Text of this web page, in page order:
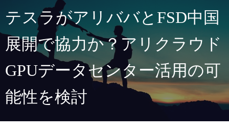
テスラがアリババとFSD中国
展開で協力か？アリクラウド
GPUデータセンター活用の可
能性を検討